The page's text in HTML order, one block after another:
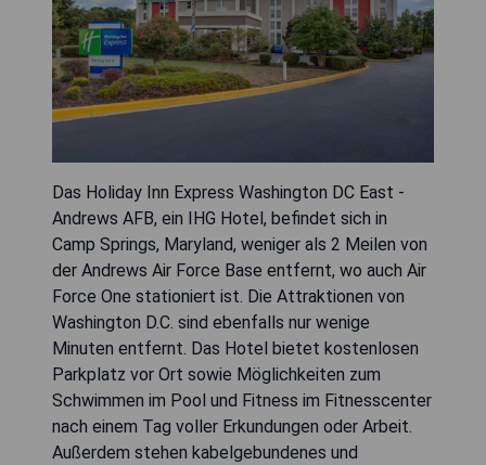
Das Holiday Inn Express Washington DC East -
Andrews AFB, ein IHG Hotel, befindet sich in
Camp Springs, Maryland, weniger als 2 Meilen von
der Andrews Air Force Base entfernt, wo auch Air
Force One stationiert ist. Die Attraktionen von
Washington D.C. sind ebenfalls nur wenige
Minuten entfernt. Das Hotel bietet kostenlosen
Parkplatz vor Ort sowie Möglichkeiten zum
Schwimmen im Pool und Fitness im Fitnesscenter
nach einem Tag voller Erkundungen oder Arbeit.
Außerdem stehen kabelgebundenes und